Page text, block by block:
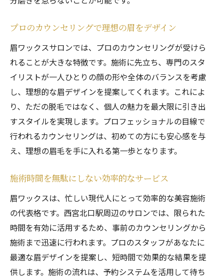
プロのカウンセリングで理想の眉をデザイン
眉ワックスサロンでは、プロのカウンセリングが受けら
れることが大きな特徴です。施術に先立ち、専門のスタ
イリストが一人ひとりの顔の形や全体のバランスを考慮
し、理想的な眉デザインを提案してくれます。これによ
り、ただの脱毛ではなく、個人の魅力を最大限に引き出
すスタイルを実現します。プロフェッショナルの目線で
行われるカウンセリングは、初めての方にも安心感を与
え、理想の眉毛を手に入れる第一歩となります。
施術時間を無駄にしない効率的なサービス
眉ワックスは、忙しい現代人にとって効率的な美容施術
の代表格です。西宮北口駅周辺のサロンでは、限られた
時間を有効に活用するため、事前のカウンセリングから
施術まで迅速に行われます。プロのスタッフがあなたに
最適な眉デザインを提案し、短時間で効果的な結果を提
供します。施術の流れは、予約システムを活用して待ち